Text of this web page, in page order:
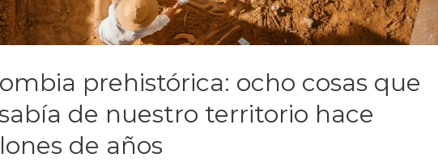
prehistórica: ocho cosas que
de nuestro territorio hace
de años